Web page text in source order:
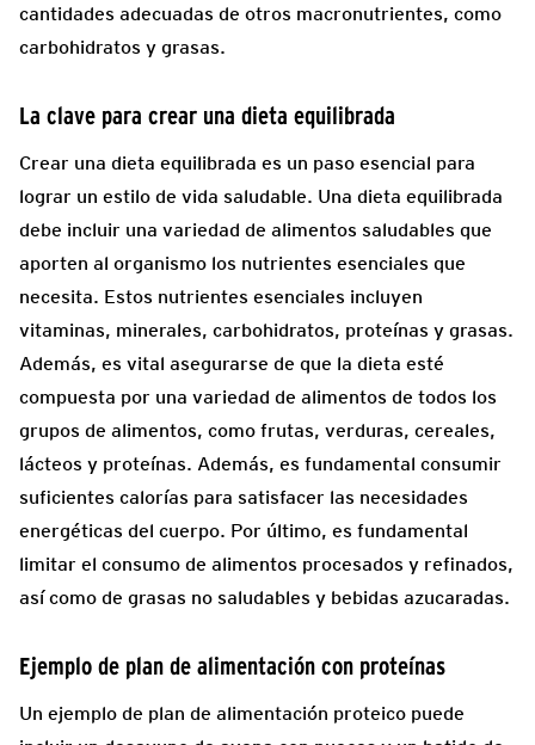
cantidades adecuadas de otros macronutrientes, como
carbohidratos y grasas.
La clave para crear una dieta equilibrada
Crear una dieta equilibrada es un paso esencial para
lograr un estilo de vida saludable. Una dieta equilibrada
debe incluir una variedad de alimentos saludables que
aporten al organismo los nutrientes esenciales que
necesita. Estos nutrientes esenciales incluyen
vitaminas, minerales, carbohidratos, proteínas y grasas.
Además, es vital asegurarse de que la dieta esté
compuesta por una variedad de alimentos de todos los
grupos de alimentos, como frutas, verduras, cereales,
lácteos y proteínas. Además, es fundamental consumir
suficientes calorías para satisfacer las necesidades
energéticas del cuerpo. Por último, es fundamental
limitar el consumo de alimentos procesados y refinados,
así como de grasas no saludables y bebidas azucaradas.
Ejemplo de plan de alimentación con proteínas
Un ejemplo de plan de alimentación proteico puede